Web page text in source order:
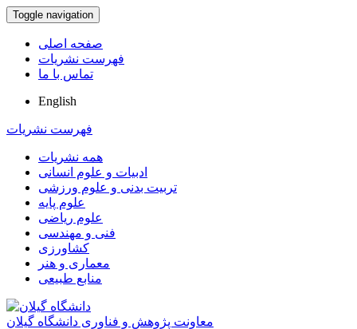
Toggle navigation
صفحه اصلی
فهرست نشریات
تماس با ما
English
فهرست نشریات
همه نشریات
ادبیات و علوم انسانی
تربیت بدنی و علوم ورزشی
علوم پایه
علوم ریاضی
فنی و مهندسی
کشاورزی
معماری و هنر
منابع طبیعی
معاونت پژوهش و فناوری دانشگاه گیلان